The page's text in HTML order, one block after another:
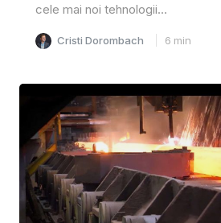
cele mai noi tehnologii...
Cristi Dorombach 6 min